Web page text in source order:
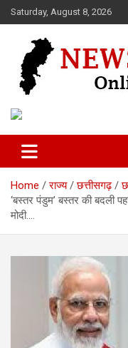
Skip
to
Saturday, August 8, 2026
News 36
Home राज्य छत्तीसगढ़
‘बस्तर पंडुम’ बस्तर की बदली
मोदी….